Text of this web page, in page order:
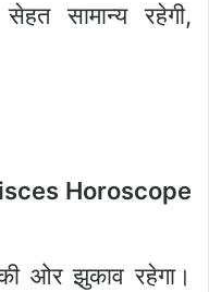
सामान्य रहेगी,
Horoscope
ओर झुकाव रहेगा।